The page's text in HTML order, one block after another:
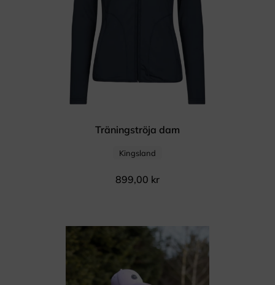
Träningströja dam
Kingsland
899,00 kr